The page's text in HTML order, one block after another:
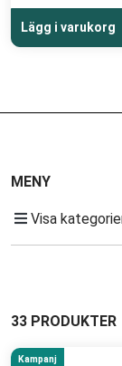
Lägg i varukorg
MENY
Visa
33 PRODUKTER
Kampanj